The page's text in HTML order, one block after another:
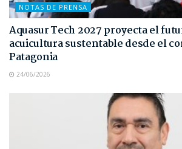
NOTAS DE PRENSA
Aquasur Tech 2027 proyecta el
acuicultura sustentable desde el
Patagonia
24/06/2026